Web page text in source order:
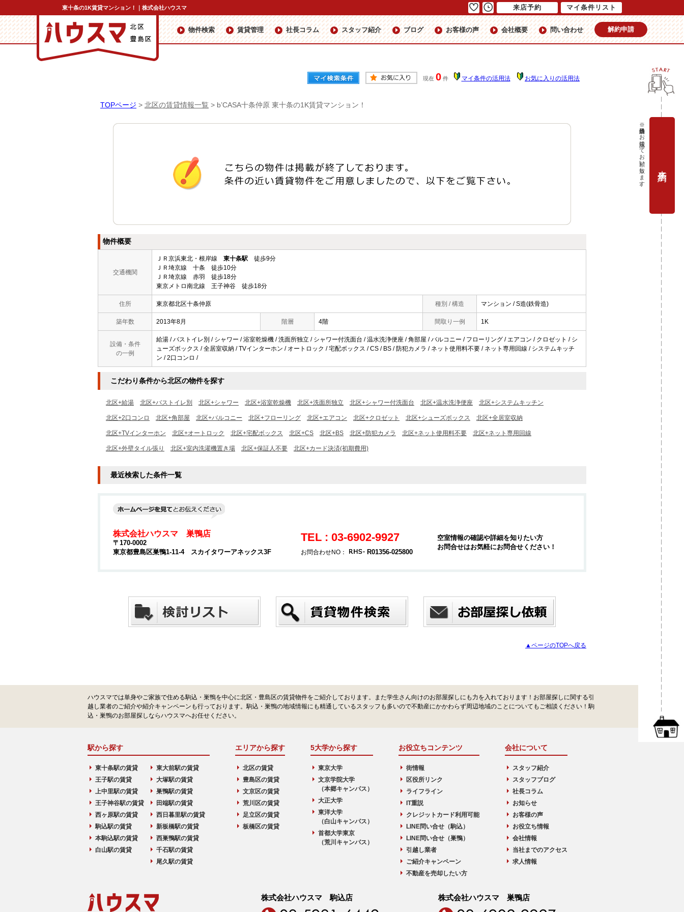
東十条の1K賃貸マンション！｜株式会社ハウスマ
物件検索 賃貸管理 社長コラム スタッフ紹介 ブログ お客様の声 会社概要 問い合わせ 解約申請
現在 0 件 マイ条件の活用法 お気に入りの活用法
TOPページ > 北区の賃貸情報一覧 > b’CASA十条仲原 東十条の1K賃貸マンション！
物件概要
交通機関
ＪＲ京浜東北・根岸線 東十条駅 徒歩9分
ＪＲ埼京線 十条 徒歩10分
ＪＲ埼京線 赤羽 徒歩18分
東京メトロ南北線 王子神谷 徒歩18分
住所 東京都北区十条仲原 種別 / 構造 マンション / S造(鉄骨造)
築年数 2013年8月 階層 4階 間取り一例 1K
設備・条件
の一例
給湯 / バストイレ別 / シャワー / 浴室乾燥機 / 洗面所独立 / シャワー付洗面台 / 温水洗浄便座 / 角部屋 / バルコニー / フローリング / エアコン / クロゼット / シ
ューズボックス / 全居室収納 / TVインターホン / オートロック / 宅配ボックス / CS / BS / 防犯カメラ / ネット使用料不要 / ネット専用回線 / システムキッチ
ン / 2口コンロ /
こだわり条件から北区の物件を探す
北区+給湯 北区+バストイレ別 北区+シャワー 北区+浴室乾燥機 北区+洗面所独立 北区+シャワー付洗面台 北区+温水洗浄便座 北区+システムキッチン
北区+2口コンロ 北区+角部屋 北区+バルコニー 北区+フローリング 北区+エアコン 北区+クロゼット 北区+シューズボックス 北区+全居室収納
北区+TVインターホン 北区+オートロック 北区+宅配ボックス 北区+CS 北区+BS 北区+防犯カメラ 北区+ネット使用料不要 北区+ネット専用回線
北区+外壁タイル張り 北区+室内洗濯機置き場 北区+保証人不要 北区+カード決済(初期費用)
最近検索した条件一覧
株式会社ハウスマ 巣鴨店
〒170-0002
東京都豊島区巣鴨1-11-4 スカイタワーアネックス3F
TEL : 03-6902-9927
お問合わせNO： R01356-025800
空室情報の確認や詳細を知りたい方
お問合せはお気軽にお問合せください！
▲ページのTOPへ戻る
ハウスマでは単身やご家族で住める駒込・巣鴨を中心に北区・豊島区の賃貸物件をご紹介しております。また学生さん向けのお部屋探しにも力を入れております！お部屋探しに関する引
越し業者のご紹介や紹介キャンペーンも行っております。駒込・巣鴨の地域情報にも精通しているスタッフも多いので不動産にかかわらず周辺地域のことについてもご相談ください！駒
込・巣鴨のお部屋探しならハウスマへお任せください。
駅から探す
東十条駅の賃貸
王子駅の賃貸
上中里駅の賃貸
王子神谷駅の賃貸
西ヶ原駅の賃貸
駒込駅の賃貸
本駒込駅の賃貸
白山駅の賃貸
東大前駅の賃貸
大塚駅の賃貸
巣鴨駅の賃貸
田端駅の賃貸
西日暮里駅の賃貸
新板橋駅の賃貸
西巣鴨駅の賃貸
千石駅の賃貸
尾久駅の賃貸
エリアから探す
北区の賃貸
豊島区の賃貸
文京区の賃貸
荒川区の賃貸
足立区の賃貸
板橋区の賃貸
5大学から探す
東京大学
文京学院大学
（本郷キャンパス）
大正大学
東洋大学
（白山キャンパス）
首都大学東京
（荒川キャンパス）
お役立ちコンテンツ
街情報
区役所リンク
ライフライン
IT重説
クレジットカード利用可能
LINE問い合せ（駒込）
LINE問い合せ（巣鴨）
引越し業者
ご紹介キャンペーン
不動産を売却したい方
会社について
スタッフ紹介
スタッフブログ
社長コラム
お知らせ
お客様の声
お役立ち情報
会社情報
当社までのアクセス
求人情報
株式会社ハウスマ 駒込店 株式会社ハウスマ 巣鴨店
来店予約 マイ条件リスト
※当日予約はお電話にてお願い致します。